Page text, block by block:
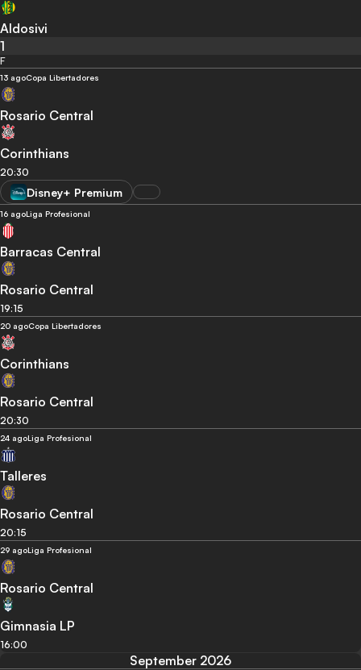
Aldosivi
1
F
13 agoCopa Libertadores
Rosario Central
Corinthians
20:30
Disney+ Premium
16 agoLiga Profesional
Barracas Central
Rosario Central
19:15
20 agoCopa Libertadores
Corinthians
Rosario Central
20:30
24 agoLiga Profesional
Talleres
Rosario Central
20:15
29 agoLiga Profesional
Rosario Central
Gimnasia LP
16:00
September 2026